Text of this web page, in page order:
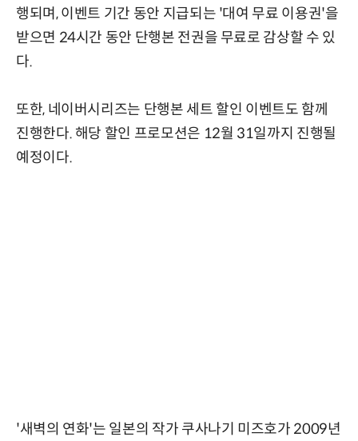
행되며, 이벤트 기간 동안 지급되는 '대여 무료 이용권'을
받으면 24시간 동안 단행본 전권을 무료로 감상할 수 있
다.
또한, 네이버시리즈는 단행본 세트 할인 이벤트도 함께
진행한다. 해당 할인 프로모션은 12월 31일까지 진행될
예정이다.
'새벽의 연화'는 일본의 작가 쿠사나기 미즈호가 2009년